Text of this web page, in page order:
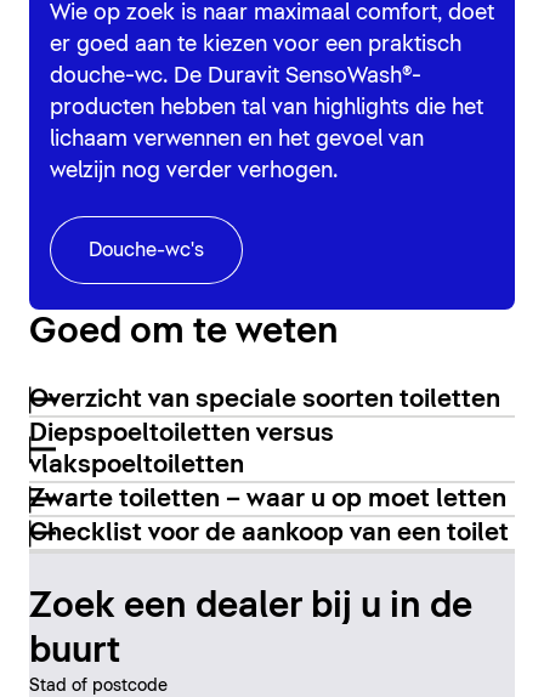
Wie op zoek is naar maximaal comfort, doet
er goed aan te kiezen voor een praktisch
douche-wc. De Duravit SensoWash®-
producten hebben tal van highlights die het
lichaam verwennen en het gevoel van
welzijn nog verder verhogen.
Douche-wc's
Goed om te weten
Overzicht van speciale soorten toiletten
Diepspoeltoiletten versus
vlakspoeltoiletten
Zwarte toiletten – waar u op moet letten
Checklist voor de aankoop van een toilet
Zoek een dealer bij u in de
buurt
Stad of postcode